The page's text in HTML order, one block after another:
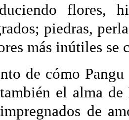
flores,
piedras,
más inútiles
de cómo
el alma
de